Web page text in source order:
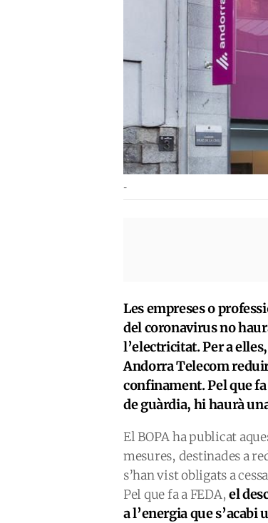
-
Les empreses o
del coronavirus no
l’electricitat. Per a
Andorra Telecom
confinament. Pel que
de guàrdia, hi haurà
El BOPA ha publicat
mesures, destinades a
s’han vist obligats a
Pel que fa a FEDA,el
a l’energia que